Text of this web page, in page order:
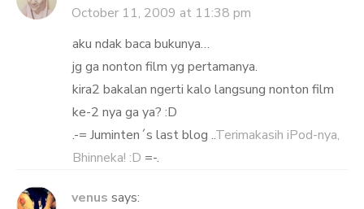
October 11, 2009 at 11:38 pm
aku ndak baca bukunya…
jg ga nonton film yg pertamanya.
kira2 bakalan ngerti kalo langsung nonton film
ke-2 nya ga ya? :D
.-= Juminten´s last blog ..Terimakasih iPod-nya,
Bhinneka! :D =-.
venus says: